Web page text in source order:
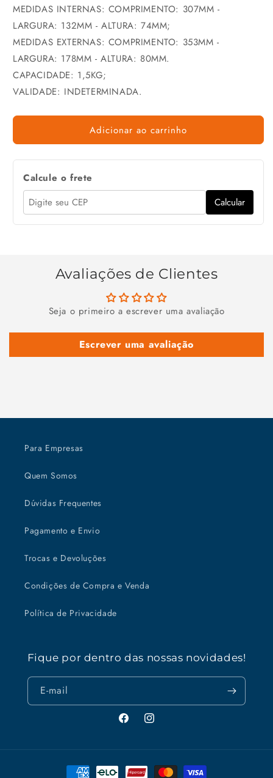
MEDIDAS INTERNAS: COMPRIMENTO: 307MM -
LARGURA: 132MM - ALTURA: 74MM;
MEDIDAS EXTERNAS: COMPRIMENTO: 353MM -
LARGURA: 178MM - ALTURA: 80MM.
CAPACIDADE: 1,5KG;
VALIDADE: INDETERMINADA.
Adicionar ao carrinho
Calcule o frete
Calcular
Avaliações de Clientes
Seja o primeiro a escrever uma avaliação
Escrever uma avaliação
Para Empresas
Quem Somos
Dúvidas Frequentes
Pagamento e Envio
Trocas e Devoluções
Condições de Compra e Venda
Política de Privacidade
Fique por dentro das nossas novidades!
E-mail
FacebookInstagram
Formas